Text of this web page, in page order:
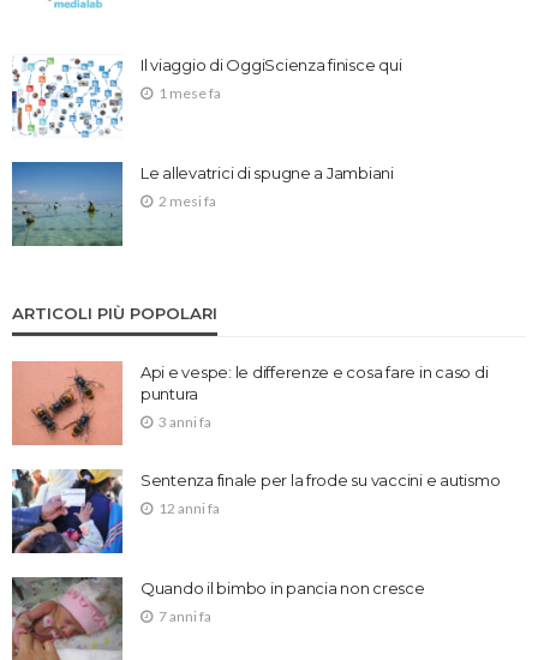
Il viaggio di OggiScienza finisce qui
1 mese fa
Le allevatrici di spugne a Jambiani
2 mesi fa
ARTICOLI PIÙ POPOLARI
Api e vespe: le differenze e cosa fare in caso di
puntura
3 anni fa
Sentenza finale per la frode su vaccini e autismo
12 anni fa
Quando il bimbo in pancia non cresce
7 anni fa